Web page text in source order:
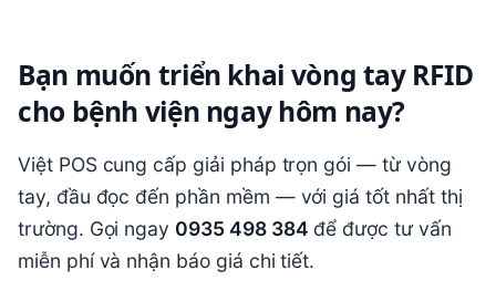
Bạn muốn triển khai vòng tay RFID
cho bệnh viện ngay hôm nay?
Việt POS cung cấp giải pháp trọn gói — từ vòng
tay, đầu đọc đến phần mềm — với giá tốt nhất thị
trường. Gọi ngay 0935 498 384 để được tư vấn
miễn phí và nhận báo giá chi tiết.